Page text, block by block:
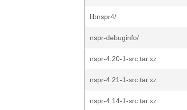
libnspr4/
nspr-debuginfo/
nspr-4.20-1-src.tar.xz
nspr-4.21-1-src.tar.xz
nspr-4.14-1-src.tar.xz